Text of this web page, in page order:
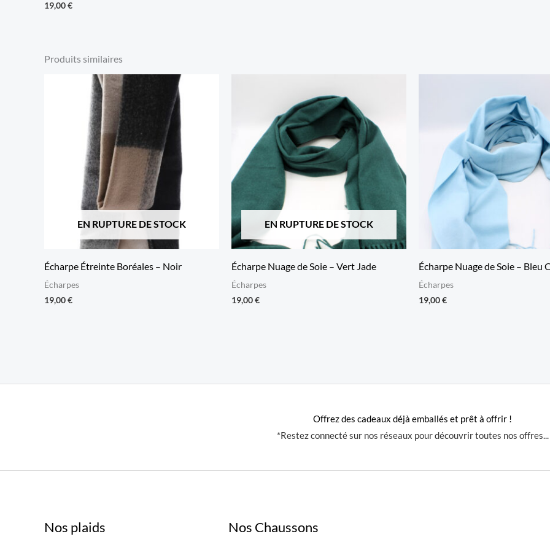
19,00€
Produits similaires
EN RUPTURE DE STOCK
Écharpe Étreinte Boréales – Noir
Écharpes
19,00€
EN RUPTURE DE STOCK
Écharpe Nuage de Soie – Vert Jade
Écharpes
19,00€
Écharpe Nuage de Soie – Bleu
Écharpes
19,00€
Offrez des cadeaux déjà emballés et prêt à offrir !
*Restez connecté sur nos réseaux pour découvrir toutes nos offres...
Nos plaids Nos Chaussons